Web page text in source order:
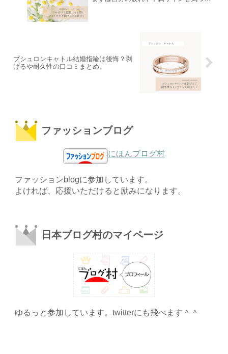
ブシュロンキャトル結婚指輪は後悔？剥
げるや耐久性の口コミまとめ。
ファッションブログ
にほんブログ村
ファッションblogに参加しています。
よければ、応援いただけると励みになります。
日本ブログ村のマイページ
ゆるっと参加しています。twitterにも飛べます＾＾